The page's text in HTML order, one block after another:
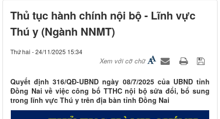
Thủ tục hành chính nội bộ - Lĩnh vực
Thú y (Ngành NNMT)
Thứ hai - 24/11/2025 15:34
Xem với cỡ chữ
Quyết định 316/QĐ-UBND ngày 08/7/2025 của UBND tỉnh
Đồng Nai về việc công bố TTHC nội bộ sửa đổi, bổ sung
trong lĩnh vực Thú y trên địa bàn tỉnh Đồng Nai